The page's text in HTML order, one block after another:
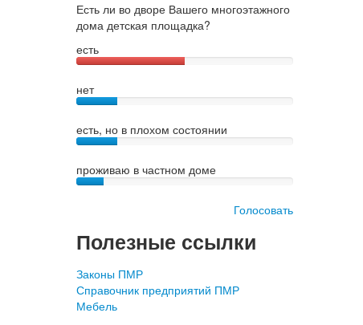
Есть ли во дворе Вашего многоэтажного
дома детская площадка?
есть
нет
есть, но в плохом состоянии
проживаю в частном доме
Голосовать
Полезные ссылки
Законы ПМР
Справочник предприятий ПМР
Мебель